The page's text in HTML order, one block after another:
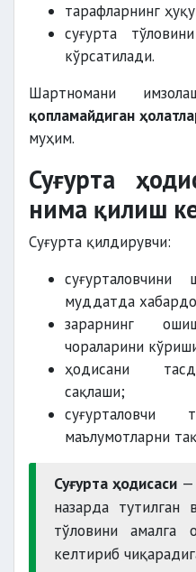
тарафларнинг
суғурта
кўрсатилади.
Шартномани
қопламайдиган
муҳим.
Суғурта
нима қилиш
Суғурта қилдирувчи:
суғурталовчини
муддатда
зарарнинг
чораларини
ҳодисани
сақлаши;
маълумотларни
Суғурта ҳодисаси—
назарда
тўловини амалга
келтириб